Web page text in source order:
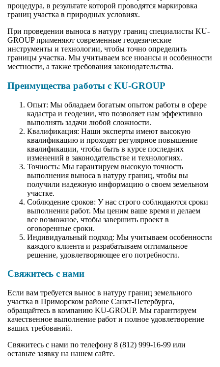
процедура, в результате которой проводятся маркировка
границ участка в природных условиях.
При проведении выноса в натуру границ специалисты KU-
GROUP применяют современные геодезические
инструменты и технологии, чтобы точно определить
границы участка. Мы учитываем все нюансы и особенности
местности, а также требования законодательства.
Преимущества работы с KU-GROUP
Опыт: Мы обладаем богатым опытом работы в сфере
кадастра и геодезии, что позволяет нам эффективно
выполнять задачи любой сложности.
Квалификация: Наши эксперты имеют высокую
квалификацию и проходят регулярное повышение
квалификации, чтобы быть в курсе последних
изменений в законодательстве и технологиях.
Точность: Мы гарантируем высокую точность
выполнения выноса в натуру границ, чтобы вы
получили надежную информацию о своем земельном
участке.
Соблюдение сроков: У нас строго соблюдаются сроки
выполнения работ. Мы ценим ваше время и делаем
все возможное, чтобы завершить проект в
оговоренные сроки.
Индивидуальный подход: Мы учитываем особенности
каждого клиента и разрабатываем оптимальное
решение, удовлетворяющее его потребности.
Свяжитесь с нами
Если вам требуется вынос в натуру границ земельного
участка в Приморском районе Санкт-Петербурга,
обращайтесь в компанию KU-GROUP. Мы гарантируем
качественное выполнение работ и полное удовлетворение
ваших требований.
Свяжитесь с нами по телефону 8 (812) 999-16-99 или
оставьте заявку на нашем сайте.